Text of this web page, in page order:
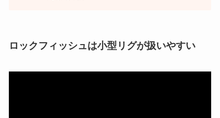
ロックフィッシュは小型リグが扱いやすい